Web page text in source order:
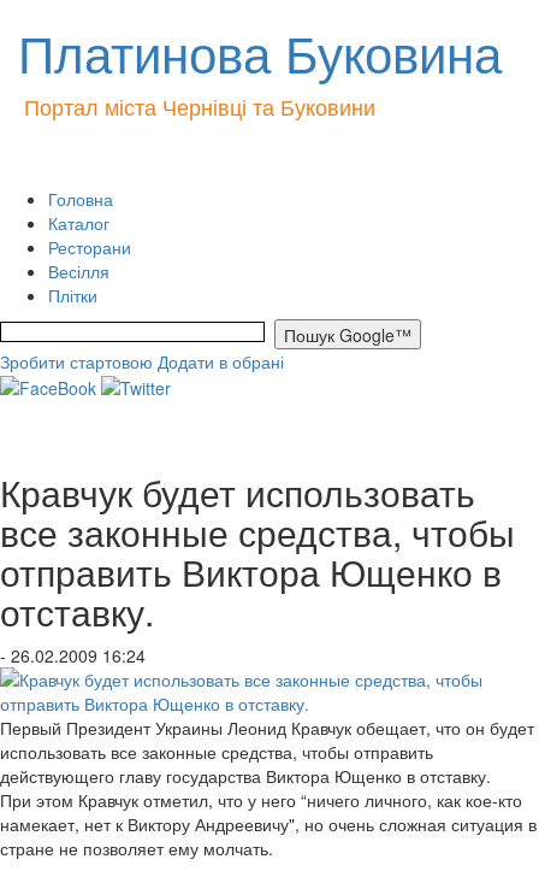
Платинова Буковина
Портал міста Чернівці та Буковини
Головна
Каталог
Ресторани
Весілля
Плітки
Зробити стартовою Додати в обрані
Кравчук будет использовать
все законные средства, чтобы
отправить Виктора Ющенко в
отставку.
- 26.02.2009 16:24
Первый Президент Украины Леонид Кравчук обещает, что он будет
использовать все законные средства, чтобы отправить
действующего главу государства Виктора Ющенко в отставку.
При этом Кравчук отметил, что у него “ничего личного, как кое-кто
намекает, нет к Виктору Андреевичу", но очень сложная ситуация в
стране не позволяет ему молчать.